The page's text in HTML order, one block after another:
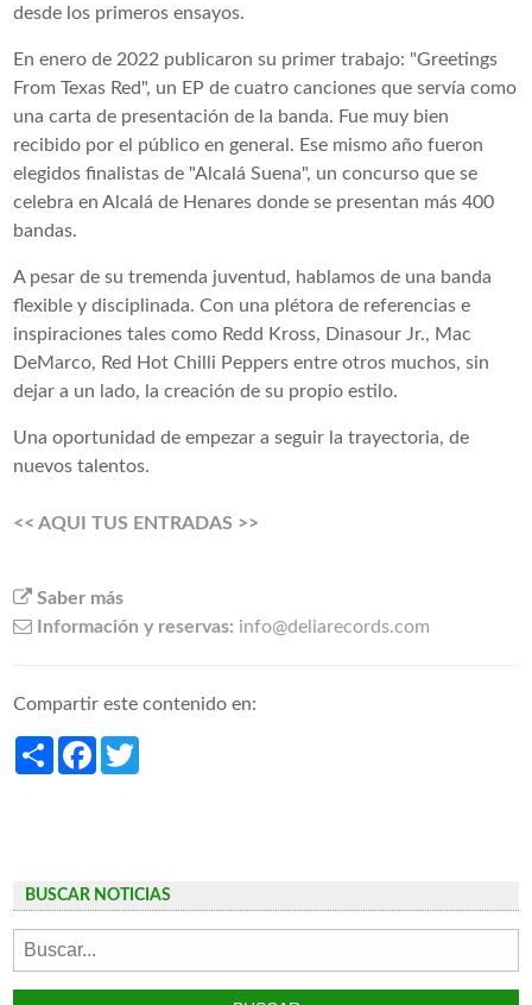
desde los primeros ensayos.
En enero de 2022 publicaron su primer trabajo: "Greetings
From Texas Red", un EP de cuatro canciones que servía como
una carta de presentación de la banda. Fue muy bien
recibido por el público en general. Ese mismo año fueron
elegidos finalistas de "Alcalá Suena", un concurso que se
celebra en Alcalá de Henares donde se presentan más 400
bandas.
A pesar de su tremenda juventud, hablamos de una banda
flexible y disciplinada. Con una plétora de referencias e
inspiraciones tales como Redd Kross, Dinasour Jr., Mac
DeMarco, Red Hot Chilli Peppers entre otros muchos, sin
dejar a un lado, la creación de su propio estilo.
U na oportunidad de empezar a seguir la trayectoria, de
nuevos talentos.
<< AQUI TUS ENTRADAS >>
Saber más
Información y reservas: info@deliarecords.com
Compartir este contenido en:
ShareFacebook
BUSCAR NOTICIAS